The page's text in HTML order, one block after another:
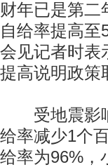
财年已是第二
自给率提高至
会见记者时表
提高说明政策
受地震影响
给率减少1个
给率为96%，